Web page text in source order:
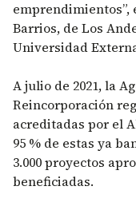
emprendimientos”,
Barrios, de Los
Universidad
A julio de 2021, la
Reincorporación
acreditadas por el
95 % de estas ya
3.000 proyectos
beneficiadas.